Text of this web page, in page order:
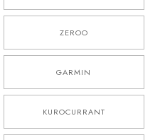
ZEROO
GARMIN
KUROCURRANT